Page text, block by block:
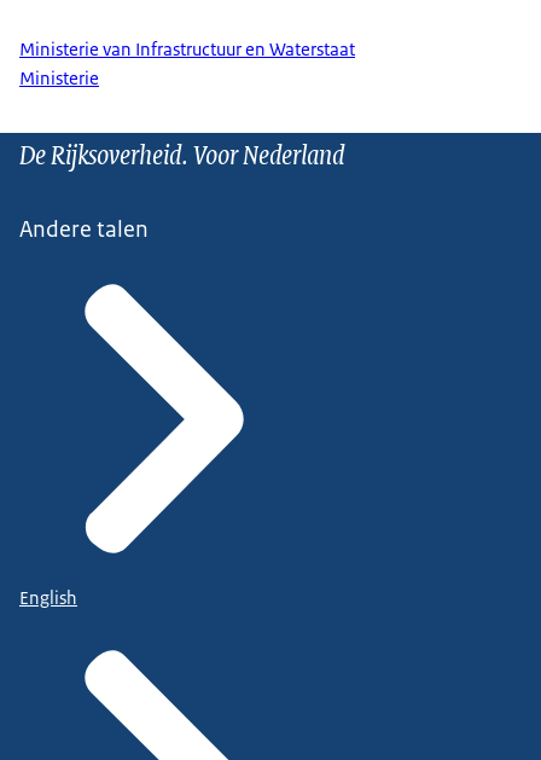
Ministerie van Infrastructuur en Waterstaat
Ministerie
De Rijksoverheid. Voor Nederland
Andere talen
English